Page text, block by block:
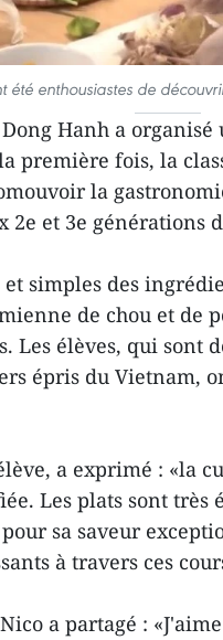
été enthousiastes de
Hanh a
première fois, la
la
et 3e générations
simples des
de chou et de
Les élèves, qui sont
épris du Vietnam,
a exprimé : «la
Les plats sont très
sa saveur
à travers ces
a partagé :